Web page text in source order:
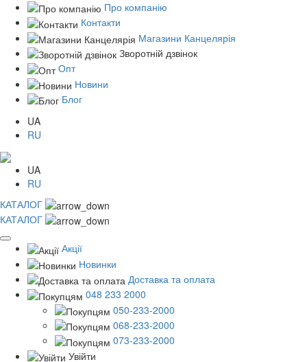
Про компанію
Контакти
Магазини Канцелярія
Зворотній дзвінок
Опт
Новини
Блог
UA
RU
UA
RU
КАТАЛОГ
КАТАЛОГ
Акції
Новинки
Доставка та оплата
048 233 2000
050-233-2000
068-233-2000
073-233-2000
Увійти